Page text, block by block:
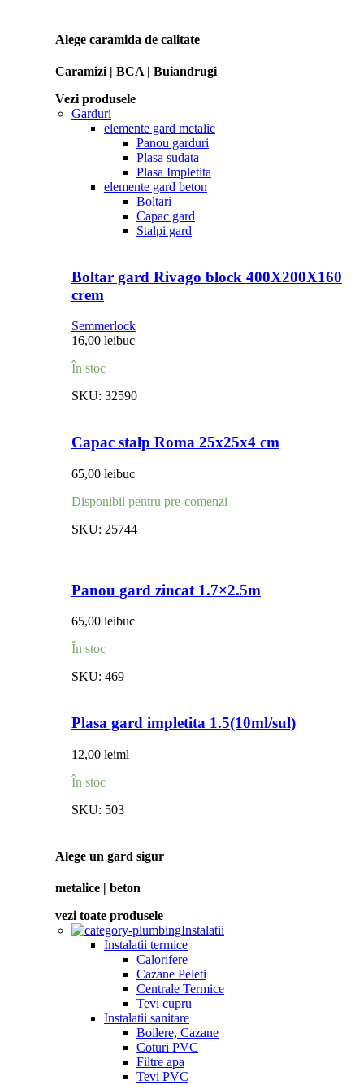
Alege caramida de calitate
Caramizi | BCA | Buiandrugi
Vezi produsele
Garduri
elemente gard metalic
Panou garduri
Plasa sudata
Plasa Impletita
elemente gard beton
Boltari
Capac gard
Stalpi gard
Boltar gard Rivago block 400X200X160
crem
Semmerlock
16,00 leibuc
În stoc
SKU: 32590
Capac stalp Roma 25x25x4 cm
65,00 leibuc
Disponibil pentru pre-comenzi
SKU: 25744
Panou gard zincat 1.7×2.5m
65,00 leibuc
În stoc
SKU: 469
Plasa gard impletita 1.5(10ml/sul)
12,00 leiml
În stoc
SKU: 503
Alege un gard sigur
metalice | beton
vezi toate produsele
Instalatii
Instalatii termice
Calorifere
Cazane Peleti
Centrale Termice
Tevi cupru
Instalatii sanitare
Boilere, Cazane
Coturi PVC
Filtre apa
Tevi PVC